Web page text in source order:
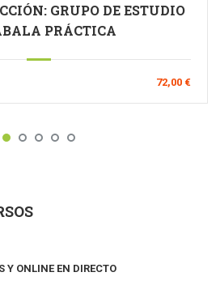
GRUPO DE ESTUDIO
PRÁCTICA
72,00 €
Y ONLINE EN DIRECTO